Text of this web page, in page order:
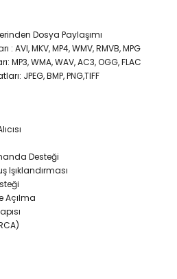
Dosya Paylaşımı
: AVI, MKV, MP4, WMV, RMVB, MPG
MP3, WMA, WAV, AC3, OGG, FLAC
JPEG, BMP, PNG,TIFF
Desteği
Işıklandırması
Açılma